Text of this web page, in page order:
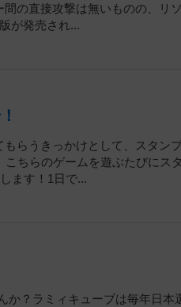
の直接攻撃は無いものの、リ
が発売され...
らうきっかけとして、スタン
ちらのゲームを遊ぶたびにス
ます！1日で...
か？ラミィキューブは毎年日